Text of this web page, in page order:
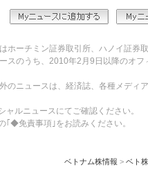
ホーチミン証券取引所、ハノイ証券
スのうち、2010年2月9日以降のオフ
ニュースは、経済誌、各種メディ
ルニュースにてご確認ください。
｢◆免責事項｣をお読みください。
ベトナム株情報 > ベト